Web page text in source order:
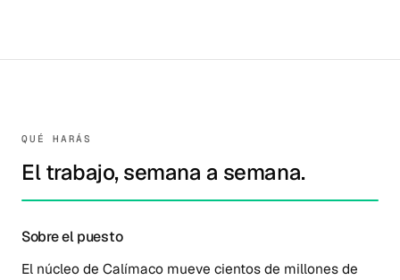
QUÉ HARÁS
El trabajo, semana a semana.
Sobre el puesto
El núcleo de Calímaco mueve cientos de millones de